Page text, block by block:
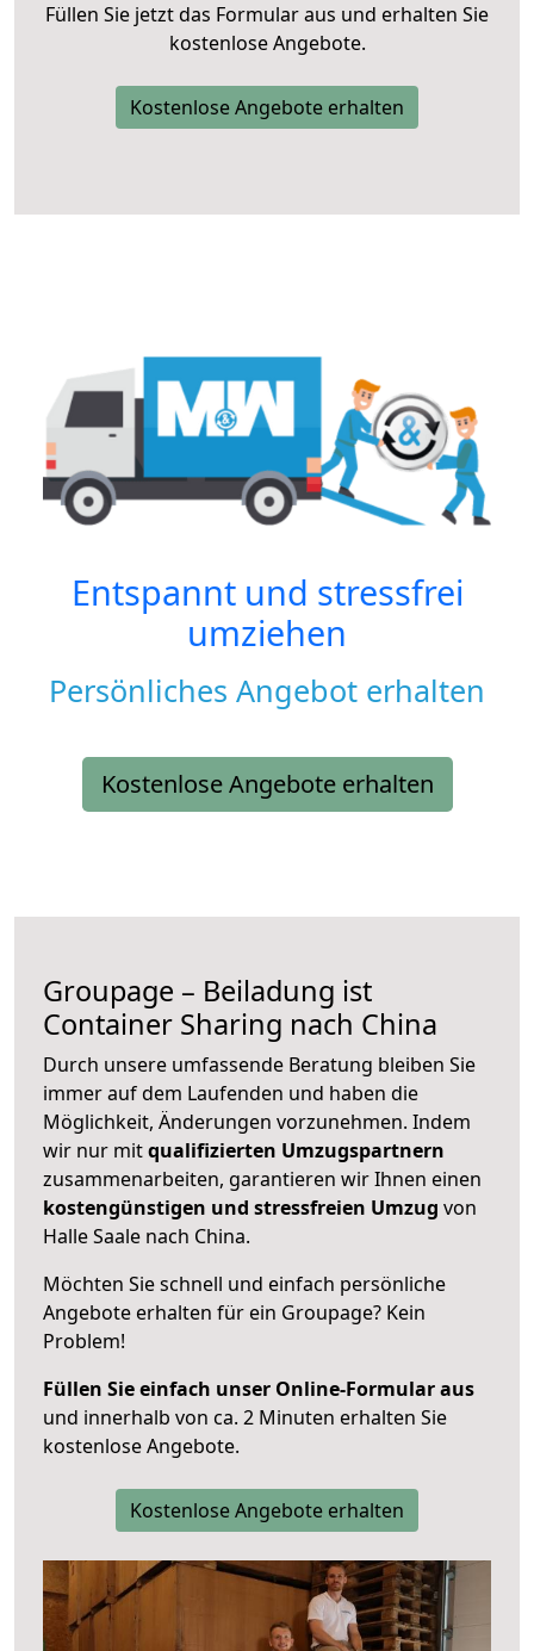
Füllen Sie jetzt das Formular aus und erhalten Sie
kostenlose Angebote.
Kostenlose Angebote erhalten
Entspannt und stressfrei
umziehen
Persönliches Angebot erhalten
Kostenlose Angebote erhalten
Groupage – Beiladung ist
Container Sharing nach China
Durch unsere umfassende Beratung bleiben Sie
immer auf dem Laufenden und haben die
Möglichkeit, Änderungen vorzunehmen. Indem
wir nur mitqualifizierten Umzugspartnern
zusammenarbeiten, garantieren wir Ihnen einen
kostengünstigen und stressfreien Umzug von
Halle Saale nach China.
Möchten Sie schnell und einfach persönliche
Angebote erhalten für ein Groupage? Kein
Problem!
Füllen Sie einfach unser Online-Formular aus
und innerhalb von ca. 2 Minuten erhalten Sie
kostenlose Angebote.
Kostenlose Angebote erhalten